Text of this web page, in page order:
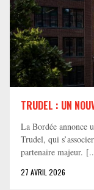
TRUDEL : UN
La Bordée annonce
Trudel, qui
partenaire majeur.
27 AVRIL 2026